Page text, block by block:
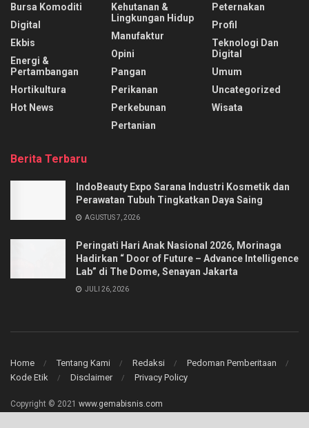
Bursa Komoditi
Digital
Ekbis
Energi &
Pertambangan
Hortikultura
Hot News
Kehutanan &
Lingkungan Hidup
Manufaktur
Opini
Pangan
Perikanan
Perkebunan
Pertanian
Peternakan
Profil
Teknologi Dan
Digital
Umum
Uncategorized
Wisata
Berita Terbaru
IndoBeauty Expo Sarana Industri Kosmetik dan
Perawatan Tubuh Tingkatkan Daya Saing
AGUSTUS 7, 2026
Peringati Hari Anak Nasional 2026, Morinaga
Hadirkan “ Door of Future – Advance Intelligence
Lab” di The Dome, Senayan Jakarta
JULI 26, 2026
Home Tentang Kami Redaksi
Pedoman Pemberitaan
Kode Etik
Disclaimer Privacy Policy
Copyright © 2021 www.gemabisnis.com